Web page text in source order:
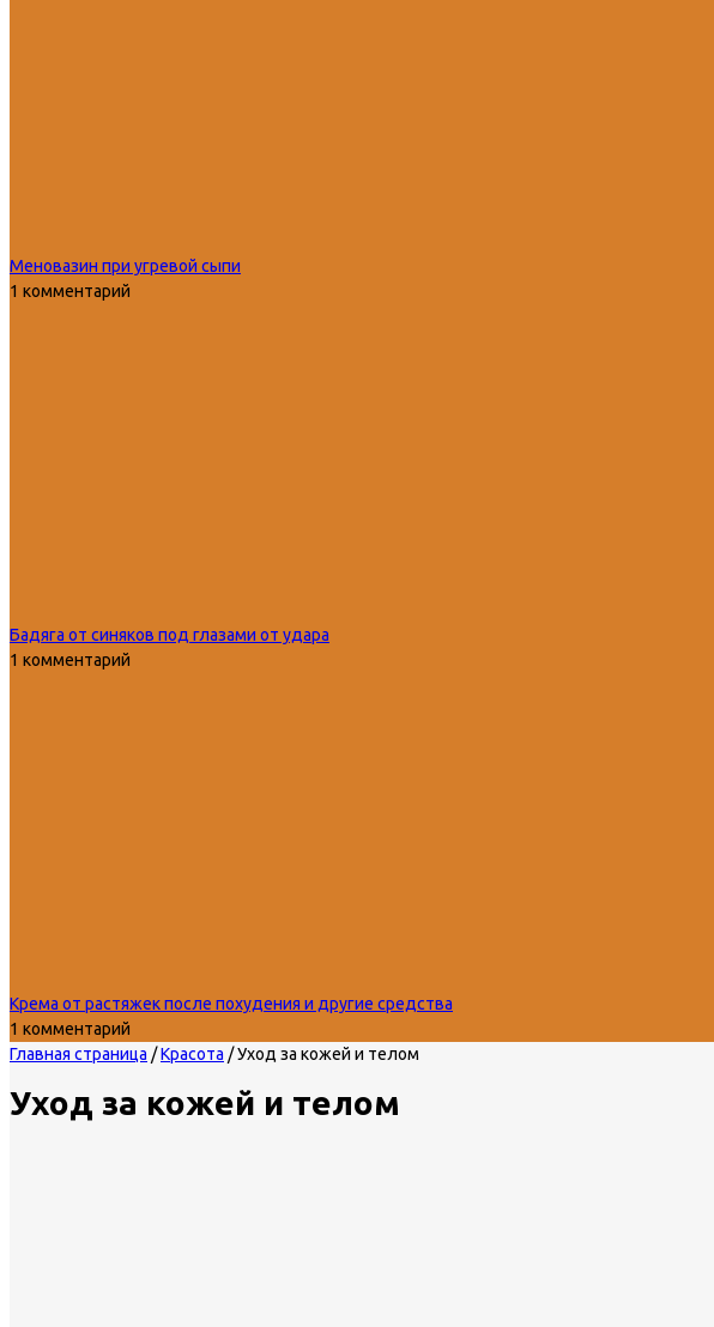
Меновазин при угревой сыпи
1 комментарий
Бадяга от синяков под глазами от удара
1 комментарий
Крема от растяжек после похудения и другие средства
1 комментарий
Главная страница /Красота /Уход за кожей и телом
Уход за кожей и телом